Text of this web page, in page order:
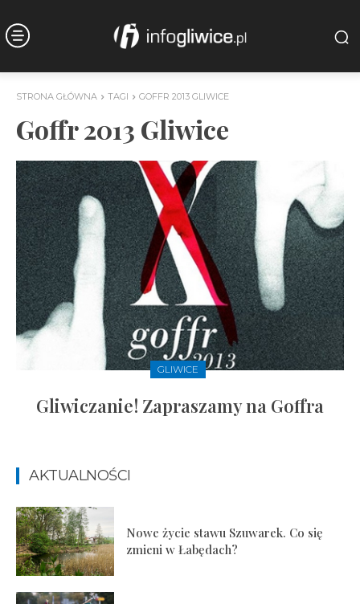
STRONA GŁÓWNA TAGI GOFFR 2013 GLIWICE
Goffr 2013 Gliwice
GLIWICE
Gliwiczanie! Zapraszamy na Goffra
AKTUALNOŚCI
Nowe życie stawu Szuwarek. Co się
zmieni w Łabędach?